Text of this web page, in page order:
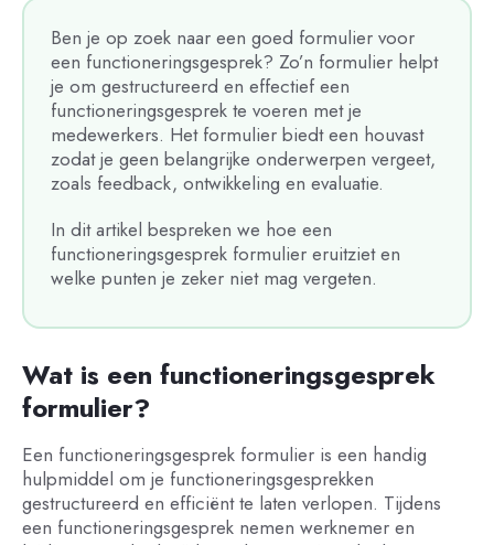
Ben je op zoek naar een goed formulier voor
een functioneringsgesprek? Zo’n formulier helpt
je om gestructureerd en effectief een
functioneringsgesprek te voeren met je
medewerkers. Het formulier biedt een houvast
zodat je geen belangrijke onderwerpen vergeet,
zoals feedback, ontwikkeling en evaluatie.
In dit artikel bespreken we hoe een
functioneringsgesprek formulier eruitziet en
welke punten je zeker niet mag vergeten.
Wat is een functioneringsgesprek
formulier?
Een functioneringsgesprek formulier is een handig
hulpmiddel om je functioneringsgesprekken
gestructureerd en efficiënt te laten verlopen. Tijdens
een functioneringsgesprek nemen werknemer en